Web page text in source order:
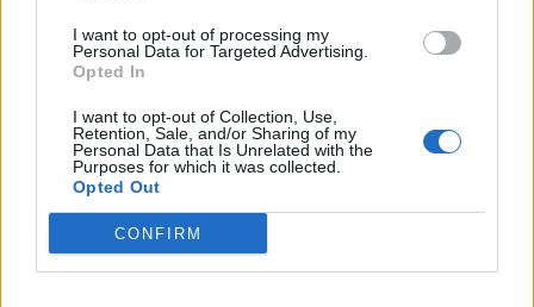
I want to opt-out of processing my
Personal Data for Targeted Advertising.
Opted In
I want to opt-out of Collection, Use,
Retention, Sale, and/or Sharing of my
Personal Data that Is Unrelated with the
Purposes for which it was collected.
Opted Out
CONFIRM
Update- und Ideensammlung
Themen: 493 Beiträge: 4.320
Wer ist wer
Themen: 17 Beiträge: 74
31 Mai 2020
Benutzerecke
Themen: 157
21 Februar 2026